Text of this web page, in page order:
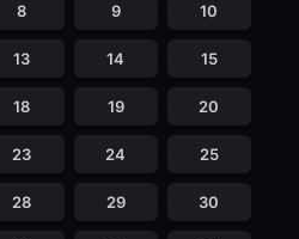
8 9 10
13 14 15
18 19 20
23 24 25
28 29 30